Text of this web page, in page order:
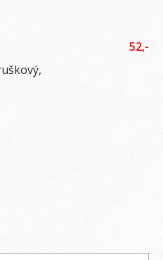
52,-